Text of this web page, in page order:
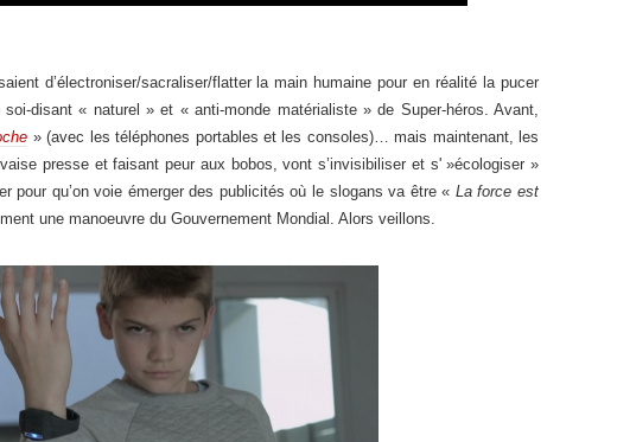
d’électroniser/sacraliser/flatter la main humaine pour en réalité la pucer
disant « naturel » et « anti-monde matérialiste » de Super-héros. Avant,
» (avec les téléphones portables et les consoles)… mais maintenant, les
presse et faisant peur aux bobos, vont s’invisibiliser et s' »écologiser »
pour qu’on voie émerger des publicités où le slogans va être « La force est
une manoeuvre du Gouvernement Mondial. Alors veillons.